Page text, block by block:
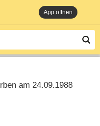
App öffnen
am 24.09.1988